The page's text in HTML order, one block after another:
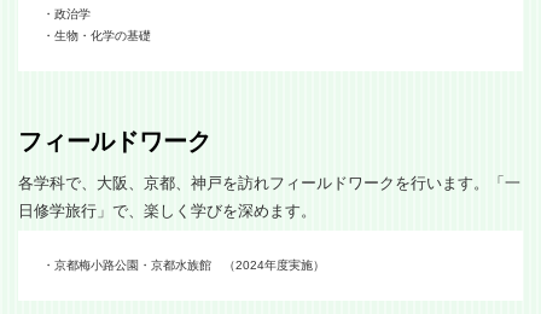
・政治学
・生物・化学の基礎
フィールドワーク
各学科で、大阪、京都、神戸を訪れフィールドワークを行います。「一
日修学旅行」で、楽しく学びを深めます。
・京都梅小路公園・京都水族館 （2024年度実施）